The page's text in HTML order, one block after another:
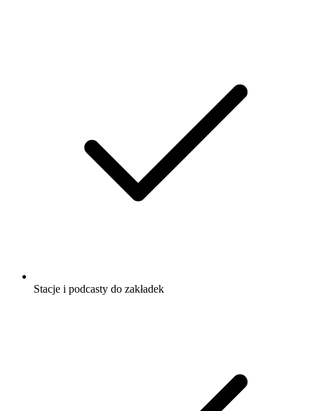
Stacje i podcasty do zakładek